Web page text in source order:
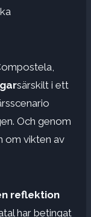
särskilt i ett
Och genom
om vikten av
reflektion
har betingat